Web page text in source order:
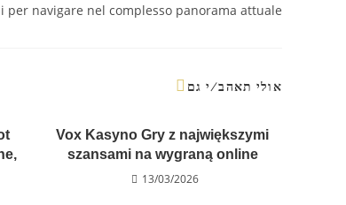
navigare nel complesso panorama attuale.
אולי תאהב/י גם
Vox Kasyno Gry z największymi
szansami na wygraną online
13/03/2026